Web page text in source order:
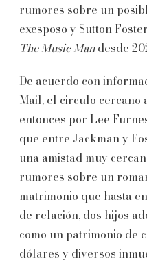
rumores sobre un
exesposo y Sutton
The Music Mandesde
De acuerdo con
Mail, el circulo cercano
entonces por Lee
que entre Jackman y
una amistad muy
rumores sobre un
matrimonio que hasta
de relación, dos hijos
como un patrimonio de
dólares y diversos